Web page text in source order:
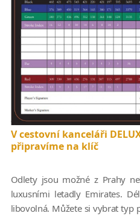
V cestovní kanceláři
připravíme na klíč
Odlety jsou možné z Prahy
luxusními letadly Emirates.
libovolná. Můžete si vybrat typ